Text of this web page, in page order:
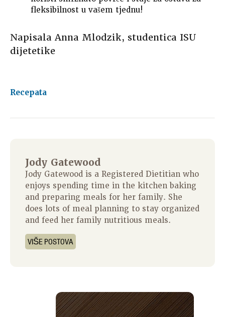
fleksibilnost u vašem tjednu!
Napisala Anna Mlodzik, studentica ISU
dijetetike
Recepata
Jody Gatewood
Jody Gatewood is a Registered Dietitian who
enjoys spending time in the kitchen baking
and preparing meals for her family. She
does lots of meal planning to stay organized
and feed her family nutritious meals.
VIŠE POSTOVA